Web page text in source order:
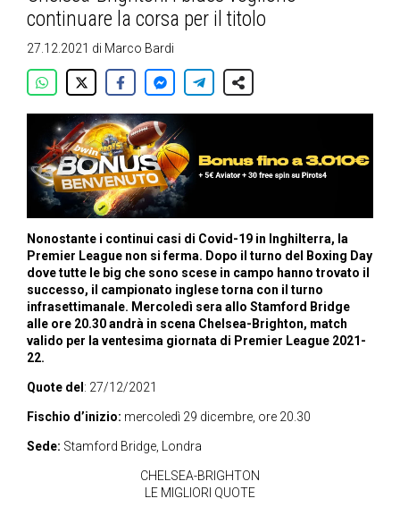
continuare la corsa per il titolo
27.12.2021 di Marco Bardi
Nonostante i continui casi di Covid-19 in Inghilterra, la
Premier League non si ferma. Dopo il turno del Boxing Day
dove tutte le big che sono scese in campo hanno trovato il
successo, il campionato inglese torna con il turno
infrasettimanale. Mercoledì sera allo Stamford Bridge
alle ore 20.30 andrà in scena Chelsea-Brighton, match
valido per la ventesima giornata di Premier League 2021-
22.
Quote del : 27/12/2021
Fischio d’inizio: mercoledì 29 dicembre, ore 20.30
Sede: Stamford Bridge, Londra
CHELSEA-BRIGHTON
LE MIGLIORI QUOTE